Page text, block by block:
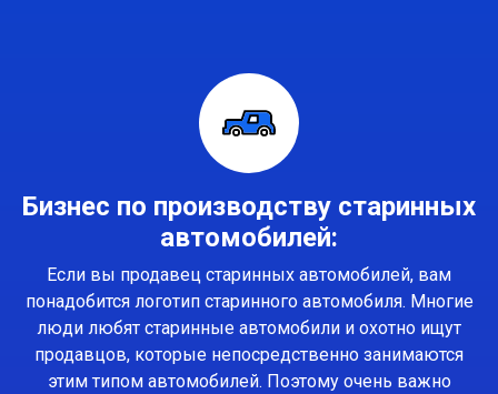
Бизнес по производству старинных
автомобилей:
Если вы продавец старинных автомобилей, вам
понадобится логотип старинного автомобиля. Многие
люди любят старинные автомобили и охотно ищут
продавцов, которые непосредственно занимаются
этим типом автомобилей. Поэтому очень важно